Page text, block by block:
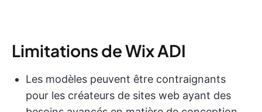
Limitations de Wix ADI
Les modèles peuvent être contraignants
pour les créateurs de sites web ayant des